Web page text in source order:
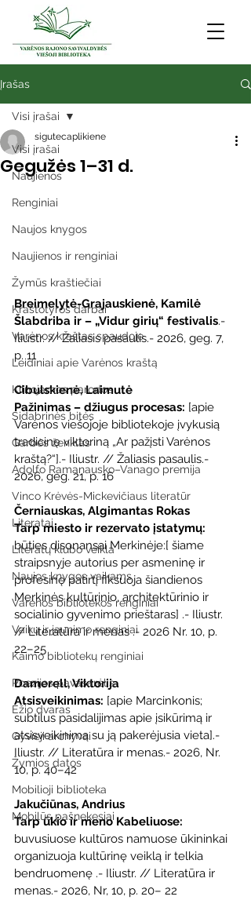
Įrašas
Visi įrašai
Naujienos
Renginiai
Naujos knygos
Naujienos ir renginiai
Žymūs kraštiečiai
Kraštotyros darbai
Varėnos kraštas spaudoje
Leidiniai apie Varėnos kraštą
Kilnojamos parodos
Sidabrinės bitės
Garbės ženklas
Adolfo Ramanausko–Vanago premija
Vinco Krėvės-Mickevičiaus literatūr
Literatai
Literatų klubo veikla
Naujos knygos vaikams
Varėnos bibliotekos renginiai
Vaikų ir jaunimo renginiai
Kaimo bibliotekų renginiai
Poezijos pavasarėlis
Ežio dvaras
Gyvieji archyvai
Žymios datos
Mobilioji biblioteka
Mobilūs pašnekesiai
Visi įrašai
Gegužės 1–31 d.
sigutecaplikiene
Breimelytė-Grajauskienė, Kamilė
Šlabdriba ir – „Vidur girių“ festivalis.-
Iliustr. // Žaliasis pasaulis.- 2026, geg. 7,
p. 11
Cibulskienė, Laimutė
Pažinimas – džiugus procesas: [apie
Varėnos viešojoje bibliotekoje įvykusią
tradicinę viktoriną „Ar pažįsti Varėnos
kraštą?“].- Iliustr. // Žaliasis pasaulis.-
2026, geg. 21, p. 16
Černiauskas, Algimantas Rokas
Tarp miesto ir rezervato įstatymų:
būties disonansai Merkinėje:[ šiame
straipsnyje autorius per asmeninę ir
profesinę patirtį fiksuoja šiandienos
Merkinės kultūrinio, architektūrinio ir
socialinio gyvenimo prieštaras] .- Iliustr.
// Literatūra ir menas .- 2026 Nr. 10, p.
22–25
Damerell, Viktorija
Atsisveikinimas: [apie Marcinkonis;
subtilus pasidalijimas apie įsikūrimą ir
atsisveikinimą su ją pakerėjusia vieta].-
Iliustr. // Literatūra ir menas.- 2026, Nr.
10, p. 40–42
Jakučiūnas, Andrius
Tarp ūkio ir meno Kabeliuose:
buvusiuose kultūros namuose ūkininkai
organizuoja kultūrinę veiklą ir telkia
bendruomenę .- Iliustr. // Literatūra ir
menas.- 2026, Nr, 10, p. 20– 22